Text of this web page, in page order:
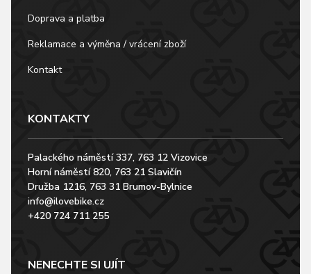
Doprava a platba
Reklamace a výměna / vrácení zboží
Kontakt
KONTAKTY
Palackého náměstí 337, 763 12 Vizovice
Horní náměstí 820, 763 21 Slavičín
Družba 1216, 763 31 Brumov-Bylnice
info@ilovebike.cz
+420 724 711 255
NENECHTE SI UJÍT